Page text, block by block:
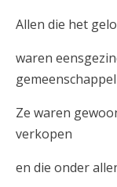
Allen die het
waren
Ze waren
verkopen
en die onder